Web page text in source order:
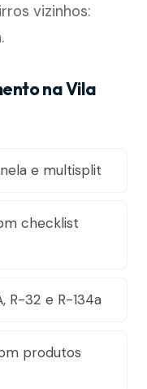
vizinhos:
na Vila
e multisplit
checklist
R-32 e R-134a
produtos